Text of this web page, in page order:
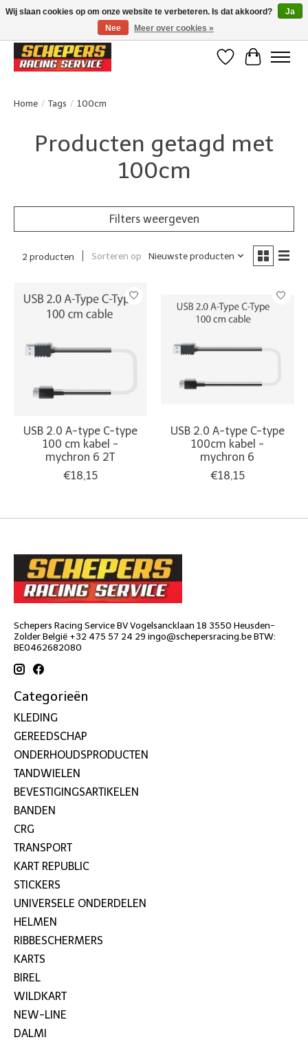
Klanten beoordelen ons met een 4,8/5 op Google reviews
Verlanglijst
Home / Tags / 100cm
Producten getagd met
100cm
Filters weergeven
2 producten Sorteren op Nieuwste producten
USB 2.0 A-type C-type
100 cm kabel -
mychron 6 2T
€18,15
USB 2.0 A-type C-type
100cm kabel -
mychron 6
€18,15
Schepers Racing Service BV Vogelsancklaan 18 3550 Heusden-
Zolder België +32 475 57 24 29 ingo@schepersracing.beBTW:
BE0462682080
Categorieën
KLEDING
GEREEDSCHAP
ONDERHOUDSPRODUCTEN
TANDWIELEN
BEVESTIGINGSARTIKELEN
BANDEN
CRG
TRANSPORT
KART REPUBLIC
STICKERS
UNIVERSELE ONDERDELEN
HELMEN
RIBBESCHERMERS
KARTS
BIREL
WILDKART
NEW-LINE
DALMI
Wij slaan cookies op om onze website te verbeteren. Is dat akkoord?
Ja
Nee
Meer over cookies »